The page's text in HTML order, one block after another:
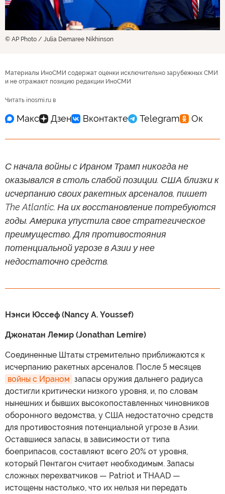
© AP Photo / Julia Demaree Nikhinson
Материалы ИноСМИ содержат оценки исключительно зарубежных СМИ
и не отражают позицию редакции ИноСМИ
Читать inosmi.ru в
С начала войны с Ираном Трамп никогда не
оказывался в столь слабой позиции. США близки к
исчерпанию своих ракетных арсеналов, пишет
The Atlantic. На их восстановление потребуются
годы. Америка упустила свое стратегическое
преимущество. Для противостояния
потенциальной угрозе в Азии у нее
недостаточно средств.
Нэнси Юссеф (Nancy A. Youssef)
Джонатан Лемир (Jonathan Lemire)
Соединенные Штаты стремительно приближаются к
исчерпанию ракетных арсеналов. После 5 месяцев
войны с Ираном запасы оружия дальнего радиуса
достигли критически низкого уровня, и, по словам
нынешних и бывших высокопоставленных чиновников
оборонного ведомства, у США недостаточно средств
для противостояния потенциальной угрозе в Азии.
Оставшиеся запасы, в зависимости от типа
боеприпасов, составляют всего 20% от уровня,
который Пентагон считает необходимым. Запасы
сложных перехватчиков — Patriot и THAAD —
истощены настолько, что их нельзя ни передать